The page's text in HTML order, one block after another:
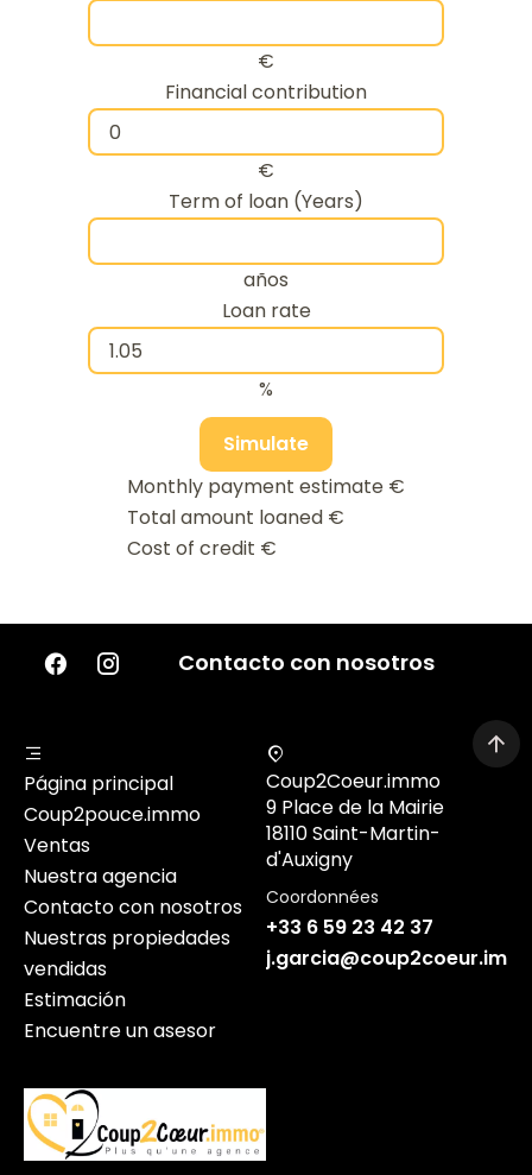
€
Financial contribution
€
Term of loan (Years)
años
Loan rate
%
Simulate
Monthly payment estimate €
Total amount loaned €
Cost of credit €
Contacto con nosotros
Página principal
Coup2pouce.immo
Ventas
Nuestra agencia
Contacto con nosotros
Nuestras propiedades
vendidas
Estimación
Encuentre un asesor
Coup2Coeur.immo
9 Place de la Mairie
18110 Saint-Martin-
d'Auxigny
Coordonnées
+33 6 59 23 42 37